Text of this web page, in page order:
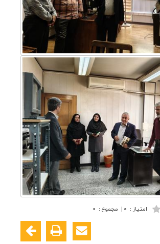
امتیاز : ۰ | مجموع : ۰